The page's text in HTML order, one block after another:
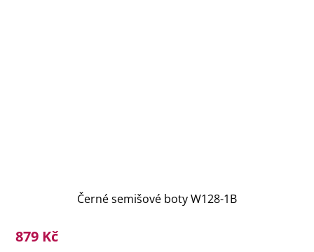
Černé semišové boty W128-1B
879 Kč